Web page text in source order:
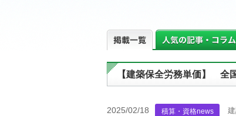
【建築保全労務単価】 全
2025/02/18 積算・資格news